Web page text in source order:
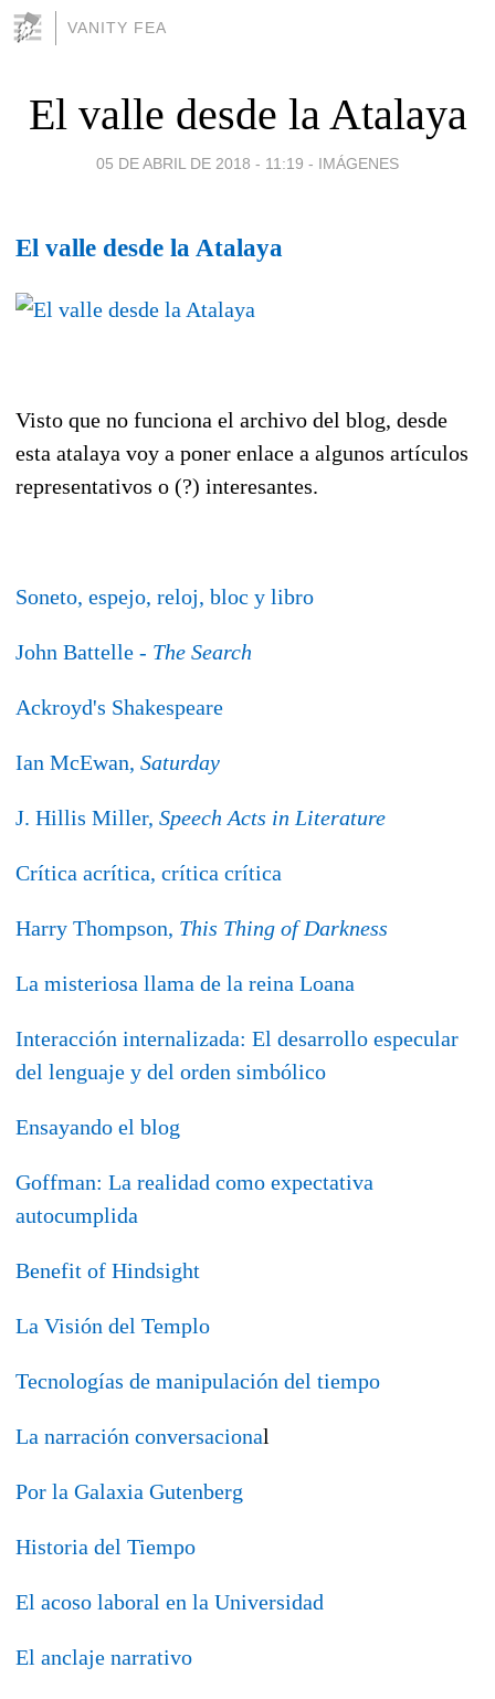
VANITY FEA
El valle desde la Atalaya
05 DE ABRIL DE 2018 - 11:19 - IMÁGENES
El valle desde la Atalaya
Visto que no funciona el archivo del blog, desde
esta atalaya voy a poner enlace a algunos artículos
representativos o (?) interesantes.
Soneto, espejo, reloj, bloc y libro
John Battelle - The Search
Ackroyd's Shakespeare
Ian McEwan, Saturday
J. Hillis Miller, Speech Acts in Literature
Crítica acrítica, crítica crítica
Harry Thompson, This Thing of Darkness
La misteriosa llama de la reina Loana
Interacción internalizada: El desarrollo especular
del lenguaje y del orden simbólico
Ensayando el blog
Goffman: La realidad como expectativa
autocumplida
Benefit of Hindsight
La Visión del Templo
Tecnologías de manipulación del tiempo
La narración conversacional
Por la Galaxia Gutenberg
Historia del Tiempo
El acoso laboral en la Universidad
El anclaje narrativo